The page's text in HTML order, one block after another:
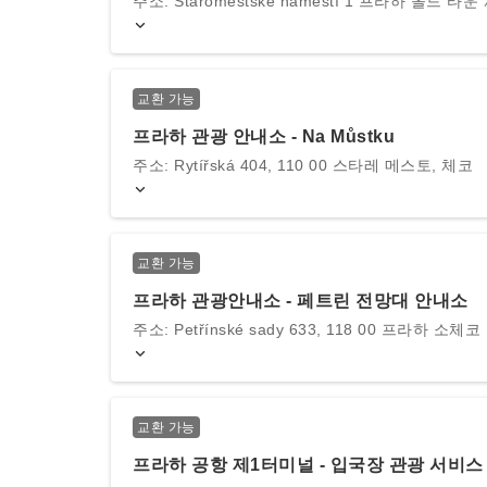
교환 가능
프라하 관광 안내소 - Na Můstku
주소: Rytířská 404, 110 00 스타레 메스토, 체코
교환 가능
프라하 관광안내소 - 페트린 전망대 안내소
주소: Petřínské sady 633, 118 00 프라하 소체코
교환 가능
프라하 공항 제1터미널 - 입국장 관광 서비스